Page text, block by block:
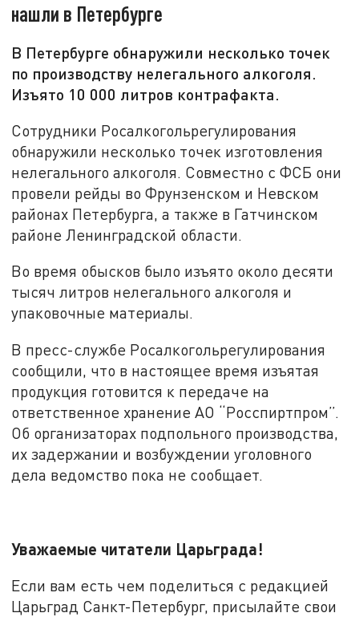
нашли в Петербурге
В Петербурге обнаружили несколько точек
по производству нелегального алкоголя.
Изъято 10 000 литров контрафакта.
Сотрудники Росалкогольрегулирования
обнаружили несколько точек изготовления
нелегального алкоголя. Совместно с ФСБ они
провели рейды во Фрунзенском и Невском
районах Петербурга, а также в Гатчинском
районе Ленинградской области.
Во время обысков было изъято около десяти
тысяч литров нелегального алкоголя и
упаковочные материалы.
В пресс-службе Росалкогольрегулирования
сообщили, что в настоящее время изъятая
продукция готовится к передаче на
ответственное хранение АО “Росспиртпром”.
Об организаторах подпольного производства,
их задержании и возбуждении уголовного
дела ведомство пока не сообщает.
Уважаемые читатели Царьграда!
Если вам есть чем поделиться с редакцией
Царьград Санкт-Петербург, присылайте свои